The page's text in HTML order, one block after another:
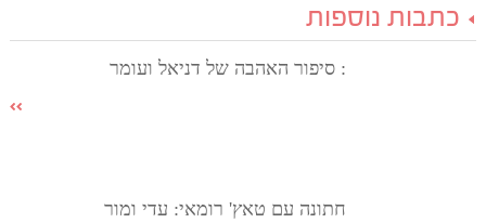
כתבות נוספות
: סיפור האהבה של דניאל ועומר
חתונה עם טאץ' רומאי: עדי ומור